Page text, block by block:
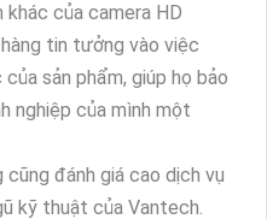
của camera HD
tin tưởng vào việc
sản phẩm, giúp họ bảo
nghiệp của mình một
cũng đánh giá cao dịch vụ
kỹ thuật của Vantech.